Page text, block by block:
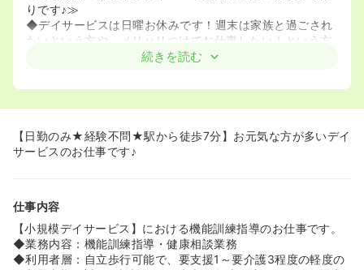
りです♪≫
◆デイサービスは日曜お休みです！週末は家族と過ごされ
たいという方や、メリハリつけてお仕事したい！という方
続きを読む
【日勤のみ★経験不問★駅から徒歩7分】お元気な方が多いデイ
サービスのお仕事です♪
仕事内容
【小規模デイサービス】における機能訓練指導のお仕事です。
◆業務内容：機能訓練指導・健康相談業務
◆利用者層：自立歩行可能で、要支援1～要介護3程度の軽度の